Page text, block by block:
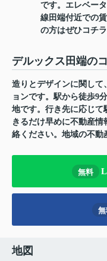
です。エレベー
線田端付近での
の方はぜひコチ
デルックス田端の
造りとデザインに関して
ョンです。駅から徒歩9
地です。行き先に応じて
きるだけ早めに不動産
絡ください。地域の不動
無料
地図